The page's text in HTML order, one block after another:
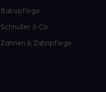
Babypflege
Schnuller & Co.
Zahnen & Zahnpflege